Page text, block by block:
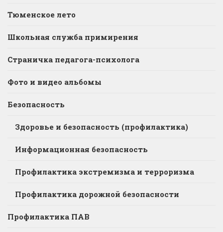
Тюменское лето
Школьная служба примирения
Страничка педагога-психолога
Фото и видео альбомы
Безопасность
Здоровье и безопасность (профилактика)
Информационная безопасность
Профилактика экстремизма и терроризма
Профилактика дорожной безопасности
Профилактика ПАВ